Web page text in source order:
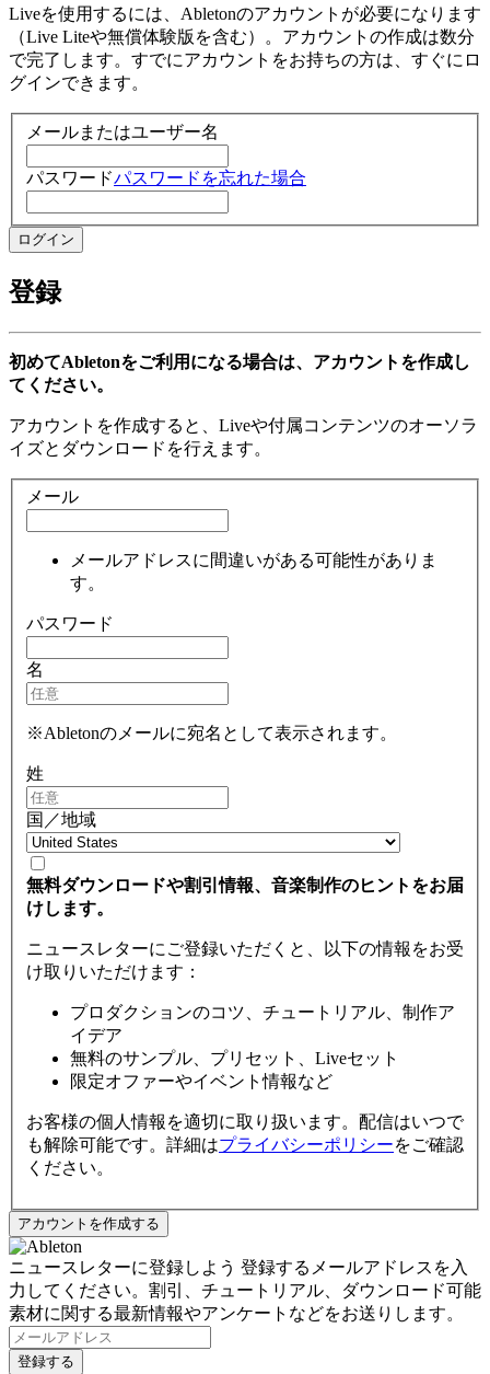
Liveを使用するには、Abletonのアカウントが必要になります
（Live Liteや無償体験版を含む）。アカウントの作成は数分
で完了します。すでにアカウントをお持ちの方は、すぐにロ
グインできます。
メールまたはユーザー名
パスワードパスワードを忘れた場合
登録
初めてAbletonをご利用になる場合は、アカウントを作成し
てください。
アカウントを作成すると、Liveや付属コンテンツのオーソラ
イズとダウンロードを行えます。
メール
メールアドレスに間違いがある可能性がありま
す。
パスワード
名
※Abletonのメールに宛名として表示されます。
姓
国／地域
無料ダウンロードや割引情報、音楽制作のヒントをお届
けします。
ニュースレターにご登録いただくと、以下の情報をお受
け取りいただけます：
プロダクションのコツ、チュートリアル、制作ア
イデア
無料のサンプル、プリセット、Liveセット
限定オファーやイベント情報など
お客様の個人情報を適切に取り扱います。配信はいつで
も解除可能です。詳細はプライバシーポリシーをご確認
ください。
ニュースレターに登録しよう 登録するメールアドレスを入
力してください。割引、チュートリアル、ダウンロード可能
素材に関する最新情報やアンケートなどをお送りします。